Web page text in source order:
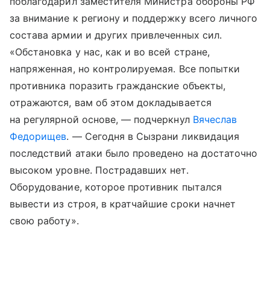
за внимание к региону и поддержку всего личного
состава армии и других привлеченных сил.
«Обстановка у нас, как и во всей стране,
напряженная, но контролируемая. Все попытки
противника поразить гражданские объекты,
отражаются, вам об этом докладывается
на регулярной основе, — подчеркнул Вячеслав
Федорищев. — Сегодня в Сызрани ликвидация
последствий атаки было проведено на достаточно
высоком уровне. Пострадавших нет.
Оборудование, которое противник пытался
вывести из строя, в кратчайшие сроки начнет
свою работу».